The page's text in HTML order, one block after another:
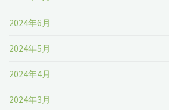
2024年6月
2024年5月
2024年4月
2024年3月